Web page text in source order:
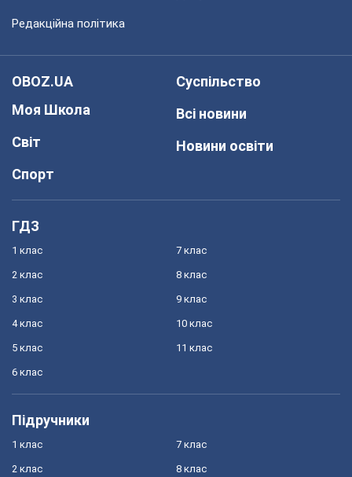
Редакційна політика
OBOZ.UA
Моя Школа
Світ
Спорт
Суспільство
Всі новини
Новини освіти
ГДЗ
1 клас
2 клас
3 клас
4 клас
5 клас
6 клас
7 клас
8 клас
9 клас
10 клас
11 клас
Підручники
1 клас
2 клас
7 клас
8 клас